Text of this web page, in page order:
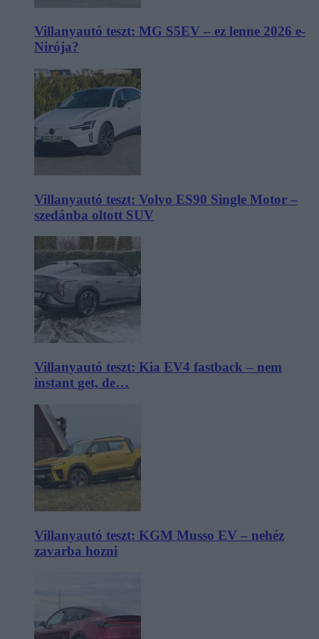
Villanyautó teszt: MG S5EV – ez lenne 2026 e-
Nirója?
Villanyautó teszt: Volvo ES90 Single Motor –
szedánba oltott SUV
Villanyautó teszt: Kia EV4 fastback – nem
instant get, de…
Villanyautó teszt: KGM Musso EV – nehéz
zavarba hozni